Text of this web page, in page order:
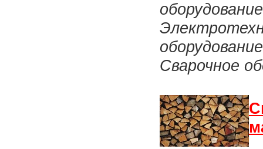
Сварочное